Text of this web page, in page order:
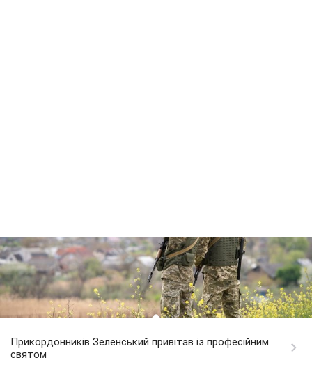
Прикордонників Зеленський привітав із професійним
святом